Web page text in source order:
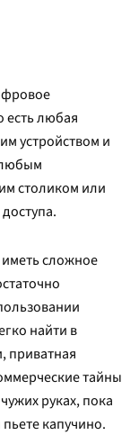
есть любая
устройством и
столиком или
сложное
найти в
приватная
тайны
руках, пока
капучино.